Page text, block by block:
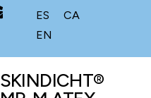
ES
CA
EN
SKINDICHT®